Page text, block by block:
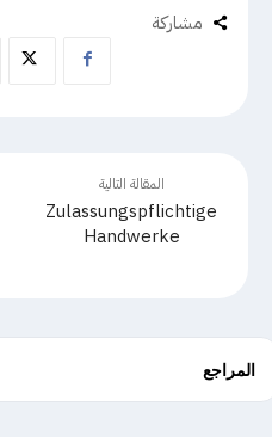
مشاركة
المقالة التالية
Zulassungspflichtige
Handwerke
المراجع